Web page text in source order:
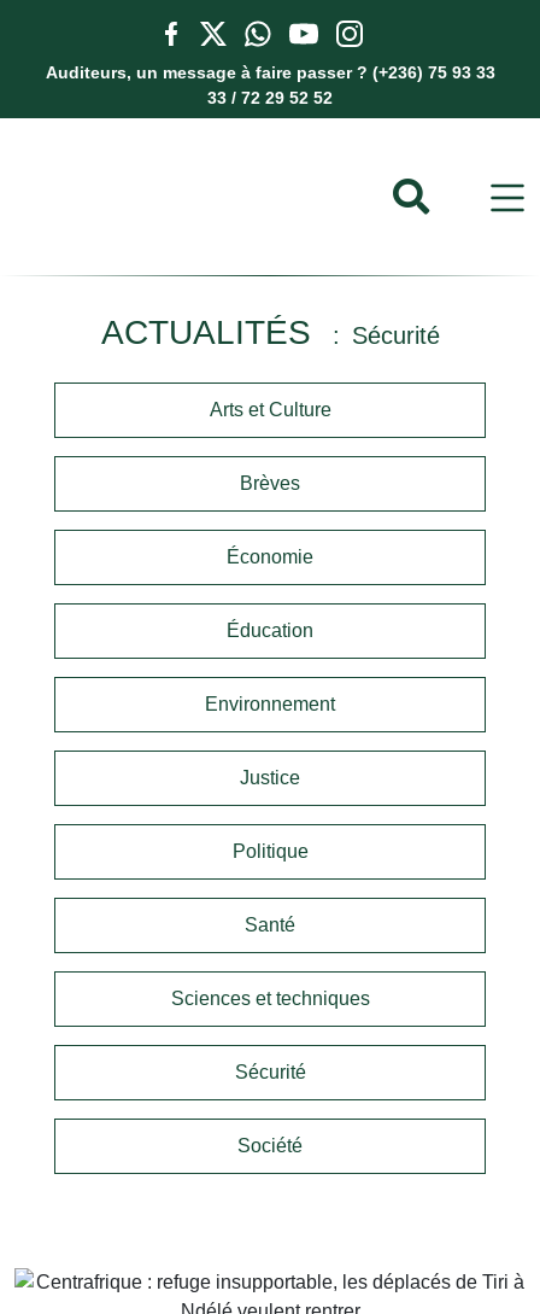
Auditeurs, un message à faire passer ? (+236) 75 93 33
33 / 72 29 52 52
ACTUALITÉS Sécurité
Arts et Culture
Brèves
Économie
Éducation
Environnement
Justice
Politique
Santé
Sciences et techniques
Sécurité
Société